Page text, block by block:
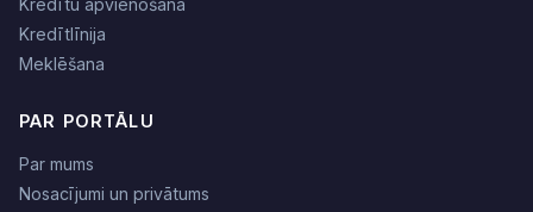
Kredītlīnija
Meklēšana
PAR PORTĀLU
Par mums
Nosacījumi un privātums